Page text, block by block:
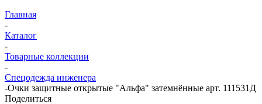
Главная
-
Каталог
-
Товарные коллекции
-
Спецодежда инженера
-Очки защитные открытые "Альфа" затемнённые арт. 111531Д
Поделиться